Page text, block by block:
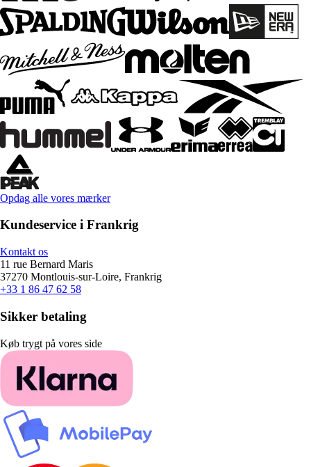
Opdag alle vores mærker
Kundeservice i Frankrig
Kontakt os
11 rue Bernard Maris
37270 Montlouis-sur-Loire, Frankrig
+33 1 86 47 62 58
Sikker betaling
Køb trygt på vores side